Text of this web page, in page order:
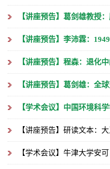
【讲座预告】葛剑雄：全